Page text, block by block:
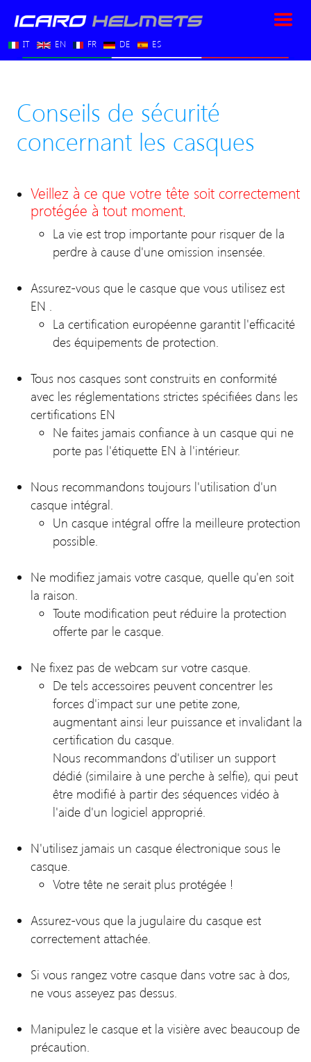
IT EN FR DE ES
Conseils de sécurité
concernant les casques
Veillez à ce que votre tête soit correctement
protégée à tout moment.
La vie est trop importante pour risquer de la
perdre à cause d'une omission insensée.
Assurez-vous que le casque que vous utilisez est
EN .
La certification européenne garantit l'efficacité
des équipements de protection.
Tous nos casques sont construits en conformité
avec les réglementations strictes spécifiées dans les
certifications EN
Ne faites jamais confiance à un casque qui ne
porte pas l'étiquette EN à l'intérieur.
Nous recommandons toujours l'utilisation d'un
casque intégral.
Un casque intégral offre la meilleure protection
possible.
Ne modifiez jamais votre casque, quelle qu'en soit
la raison.
Toute modification peut réduire la protection
offerte par le casque.
Ne fixez pas de webcam sur votre casque.
De tels accessoires peuvent concentrer les
forces d'impact sur une petite zone,
augmentant ainsi leur puissance et invalidant la
certification du casque.
Nous recommandons d'utiliser un support
dédié (similaire à une perche à selfie), qui peut
être modifié à partir des séquences vidéo à
l'aide d'un logiciel approprié.
N'utilisez jamais un casque électronique sous le
casque.
Votre tête ne serait plus protégée !
Assurez-vous que la jugulaire du casque est
correctement attachée.
Si vous rangez votre casque dans votre sac à dos,
ne vous asseyez pas dessus.
Manipulez le casque et la visière avec beaucoup de
précaution.